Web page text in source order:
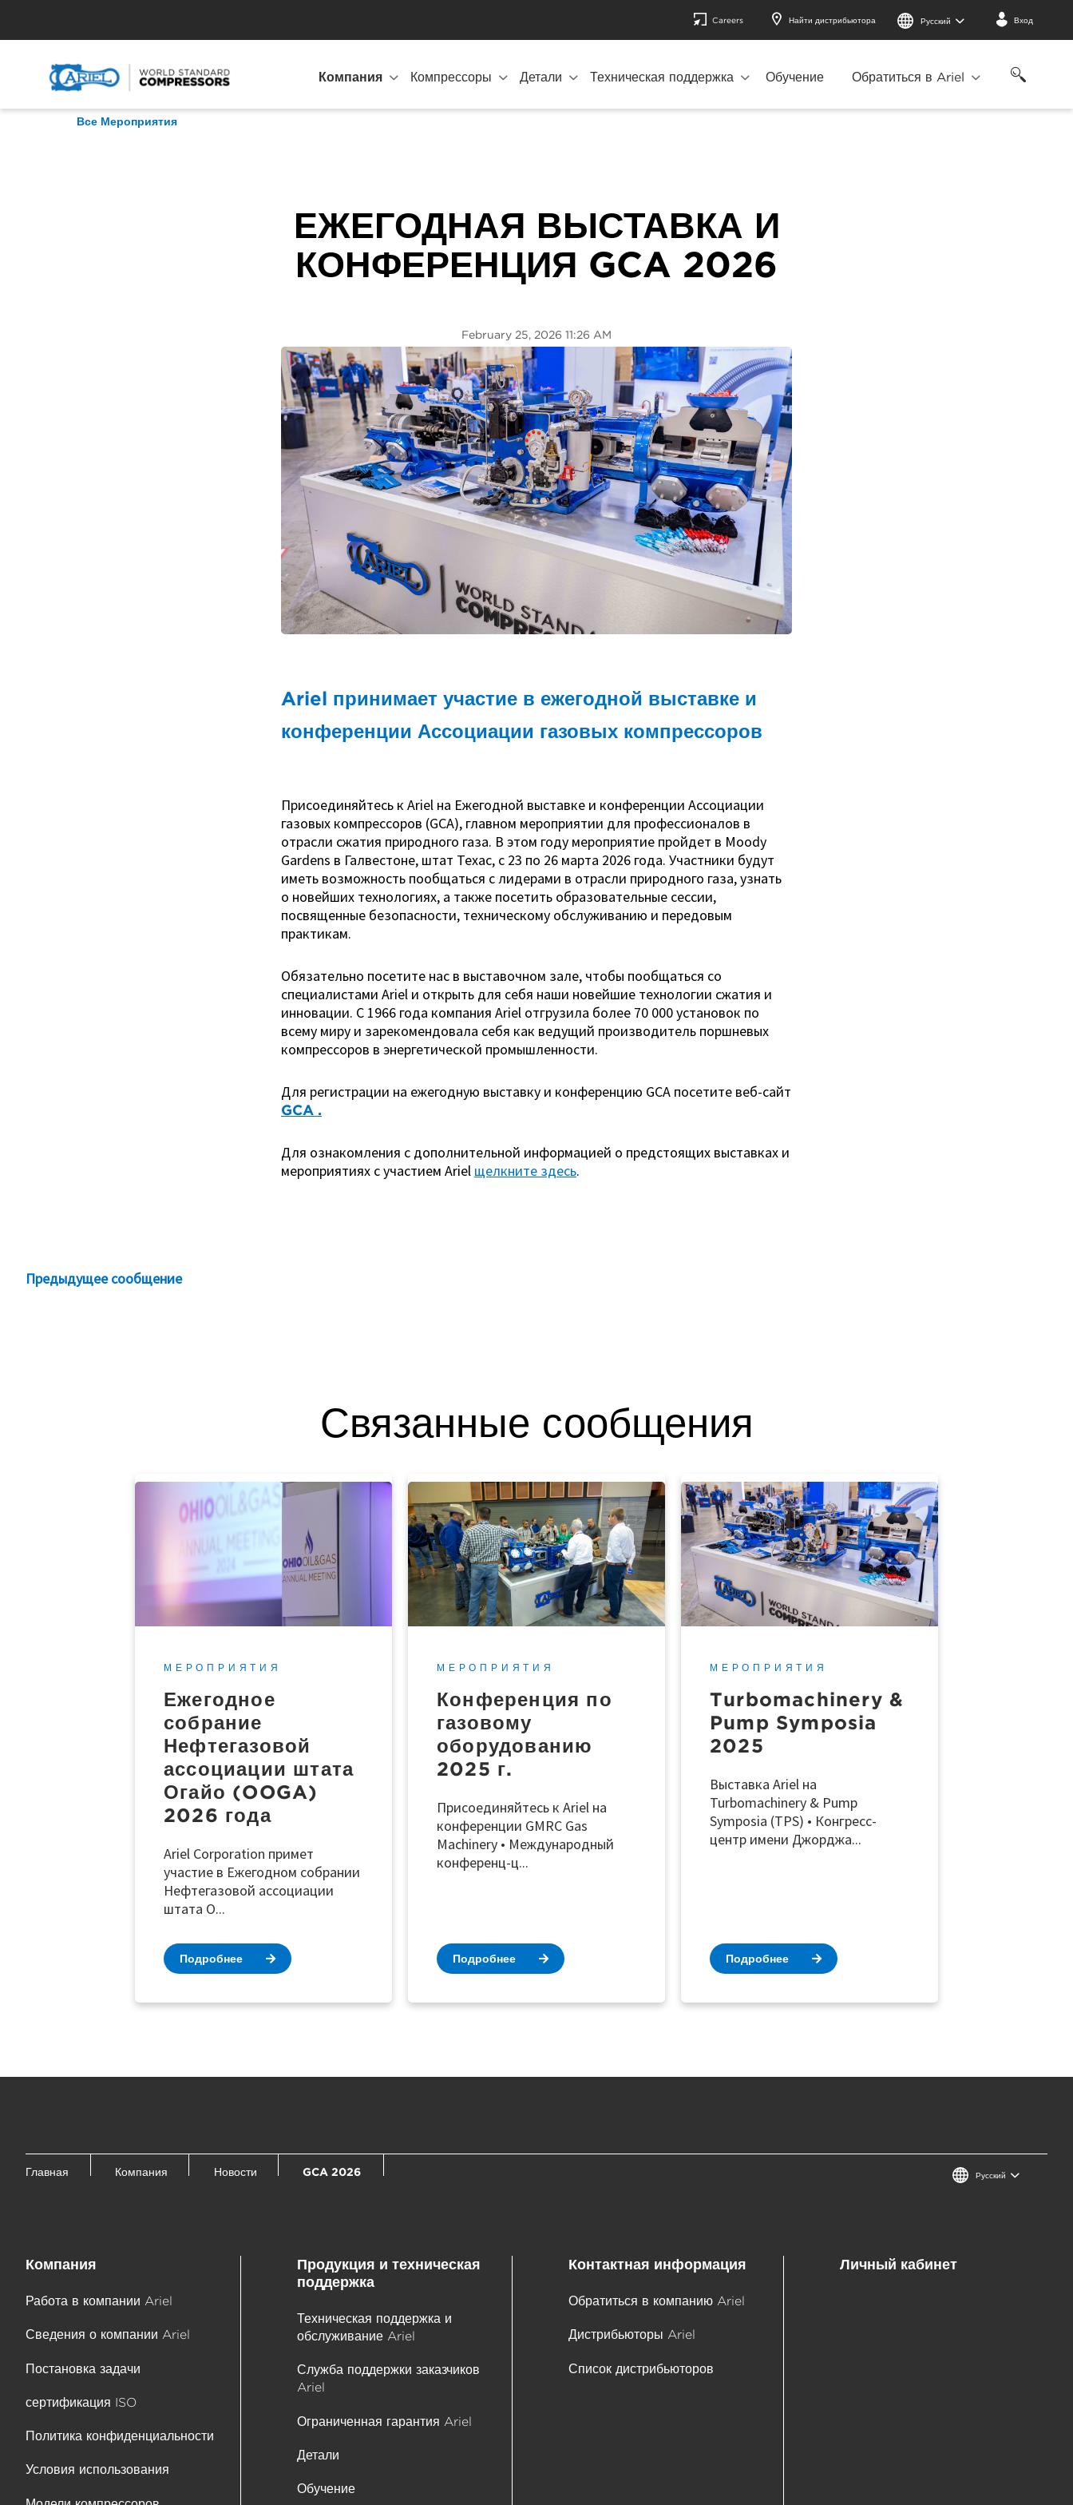
Careers Найти дистрибьютора Русский Вход
Компания Компрессоры Детали Техническая поддержка Обучение Обратиться в Ariel
Все Мероприятия
ЕЖЕГОДНАЯ ВЫСТАВКА И
КОНФЕРЕНЦИЯ GCA 2026
February 25, 2026 11:26 AM
Ariel принимает участие в ежегодной выставке и
конференции Ассоциации газовых компрессоров
Присоединяйтесь к Ariel на Ежегодной выставке и конференции Ассоциации
газовых компрессоров (GCA), главном мероприятии для профессионалов в
отрасли сжатия природного газа. В этом году мероприятие пройдет в Moody
Gardens в Галвестоне, штат Техас, с 23 по 26 марта 2026 года. Участники будут
иметь возможность пообщаться с лидерами в отрасли природного газа, узнать
о новейших технологиях, а также посетить образовательные сессии,
посвященные безопасности, техническому обслуживанию и передовым
практикам.
Обязательно посетите нас в выставочном зале, чтобы пообщаться со
специалистами Ariel и открыть для себя наши новейшие технологии сжатия и
инновации. С 1966 года компания Ariel отгрузила более 70 000 установок по
всему миру и зарекомендовала себя как ведущий производитель поршневых
компрессоров в энергетической промышленности.
Для регистрации на ежегодную выставку и конференцию GCA посетите веб-сайт
GCA .
Для ознакомления с дополнительной информацией о предстоящих выставках и
мероприятиях с участием Ariel щелкните здесь.
Предыдущее сообщение
Связанные сообщения
МЕРОПРИЯТИЯ
Ежегодное
собрание
Нефтегазовой
ассоциации штата
Огайо (OOGA)
2026 года
Ariel Corporation примет
участие в Ежегодном собрании
Нефтегазовой ассоциации
штата О...
Подробнее
МЕРОПРИЯТИЯ
Конференция по
газовому
оборудованию
2025 г.
Присоединяйтесь к Ariel на
конференции GMRC Gas
Machinery • Международный
конференц-ц...
Подробнее
МЕРОПРИЯТИЯ
Turbomachinery &
Pump Symposia
2025
Выставка Ariel на
Turbomachinery & Pump
Symposia (TPS) • Конгресс-
центр имени Джорджа...
Подробнее
Главная Компания Новости GCA 2026 Русский
Компания
Работа в компании Ariel
Сведения о компании Ariel
Постановка задачи
сертификация ISO
Политика конфиденциальности
Условия использования
Продукция и техническая
поддержка
Техническая поддержка и
обслуживание Ariel
Служба поддержки заказчиков
Ariel
Ограниченная гарантия Ariel
Детали
Обучение
Контактная информация
Обратиться в компанию Ariel
Дистрибьюторы Ariel
Список дистрибьюторов
Личный кабинет